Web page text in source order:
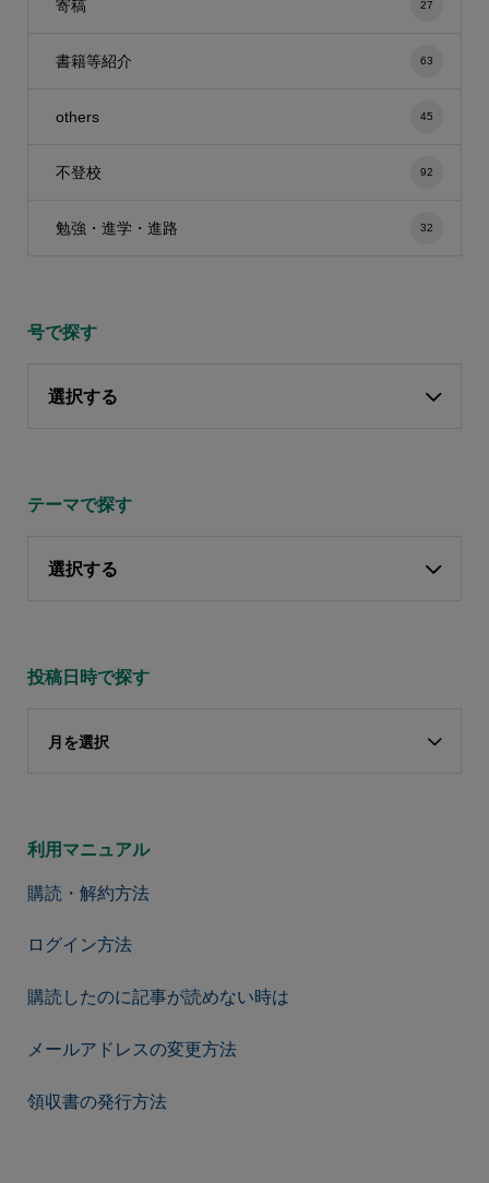
寄稿 27
書籍等紹介 63
others 45
不登校 92
勉強・進学・進路 32
号で探す
選択する
テーマで探す
選択する
投稿日時で探す
月を選択
利用マニュアル
購読・解約方法
ログイン方法
購読したのに記事が読めない時は
メールアドレスの変更方法
領収書の発行方法